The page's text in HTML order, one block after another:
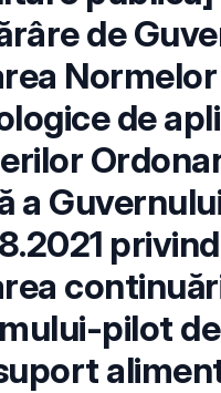
de
Normelor
de
a
privind
pilot